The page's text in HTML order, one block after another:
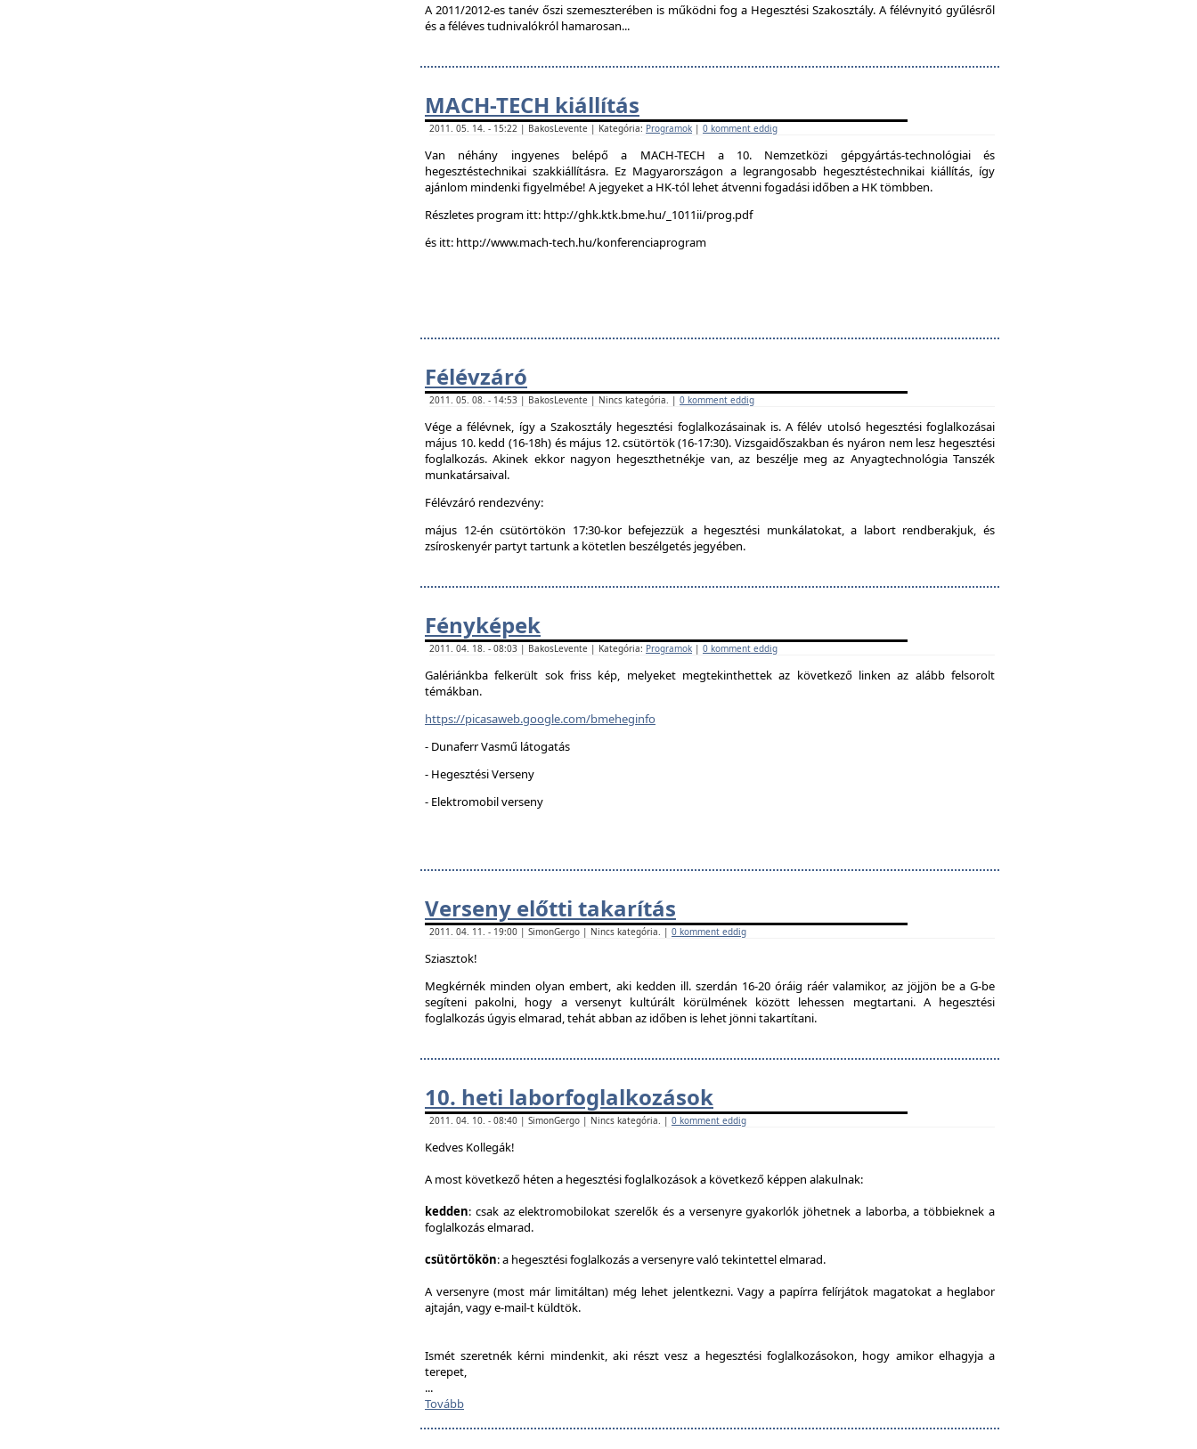
A 2011/2012-es tanév őszi szemeszterében is működni fog a Hegesztési Szakosztály. A félévnyitó gyűlésről
és a féléves tudnivalókról hamarosan...
MACH-TECH kiállítás
2011. 05. 14. - 15:22 | BakosLevente | Kategória: Programok | 0 komment eddig
Van néhány ingyenes belépő a MACH-TECH a 10. Nemzetközi gépgyártás-technológiai és
hegesztéstechnikai szakkiállításra. Ez Magyarországon a legrangosabb hegesztéstechnikai kiállítás, így
ajánlom mindenki figyelmébe! A jegyeket a HK-tól lehet átvenni fogadási időben a HK tömbben.
Részletes program itt: http://ghk.ktk.bme.hu/_1011ii/prog.pdf
és itt: http://www.mach-tech.hu/konferenciaprogram
Félévzáró
2011. 05. 08. - 14:53 | BakosLevente | Nincs kategória. | 0 komment eddig
Vége a félévnek, így a Szakosztály hegesztési foglalkozásainak is. A félév utolsó hegesztési foglalkozásai
május 10. kedd (16-18h) és május 12. csütörtök (16-17:30). Vizsgaidőszakban és nyáron nem lesz hegesztési
foglalkozás. Akinek ekkor nagyon hegeszthetnékje van, az beszélje meg az Anyagtechnológia Tanszék
munkatársaival.
Félévzáró rendezvény:
május 12-én csütörtökön 17:30-kor befejezzük a hegesztési munkálatokat, a labort rendberakjuk, és
zsíroskenyér partyt tartunk a kötetlen beszélgetés jegyében.
Fényképek
2011. 04. 18. - 08:03 | BakosLevente | Kategória: Programok | 0 komment eddig
Galériánkba felkerült sok friss kép, melyeket megtekinthettek az következő linken az alább felsorolt
témákban.
https://picasaweb.google.com/bmeheginfo
- Dunaferr Vasmű látogatás
- Hegesztési Verseny
- Elektromobil verseny
Verseny előtti takarítás
2011. 04. 11. - 19:00 | SimonGergo | Nincs kategória. | 0 komment eddig
Sziasztok!
Megkérnék minden olyan embert, aki kedden ill. szerdán 16-20 óráig ráér valamikor, az jöjjön be a G-be
segíteni pakolni, hogy a versenyt kultúrált körülmének között lehessen megtartani. A hegesztési
foglalkozás úgyis elmarad, tehát abban az időben is lehet jönni takartítani.
10. heti laborfoglalkozások
2011. 04. 10. - 08:40 | SimonGergo | Nincs kategória. | 0 komment eddig
Kedves Kollegák!
A most következő héten a hegesztési foglalkozások a következő képpen alakulnak:
kedden: csak az elektromobilokat szerelők és a versenyre gyakorlók jöhetnek a laborba, a többieknek a
foglalkozás elmarad.
csütörtökön: a hegesztési foglalkozás a versenyre való tekintettel elmarad.
A versenyre (most már limitáltan) még lehet jelentkezni. Vagy a papírra felírjátok magatokat a heglabor
ajtaján, vagy e-mail-t küldtök.
Ismét szeretnék kérni mindenkit, aki részt vesz a hegesztési foglalkozásokon, hogy amikor elhagyja a
terepet,
...
Tovább